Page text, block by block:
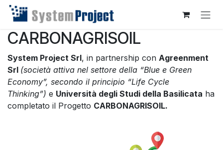
Passa al contenuto
CARBONAGRISOIL
System Project Srl, in partnership con Agreenment
Srl (società attiva nel settore della “Blue e Green
Economy”, secondo il principio “Life Cycle
Thinking”) e Università degli Studi della Basilicata ha
completato il Progetto CARBONAGRISOIL.